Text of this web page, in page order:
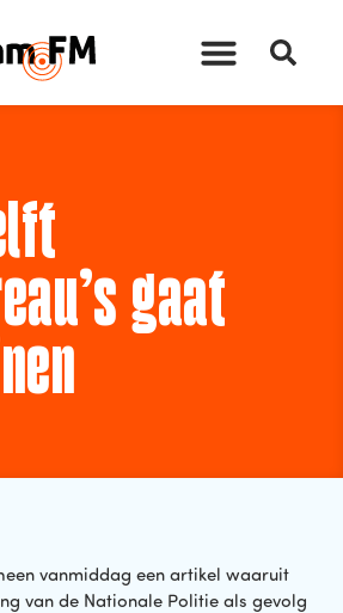
gaat
vanmiddag een artikel waaruit
van de Nationale Politie als gevolg